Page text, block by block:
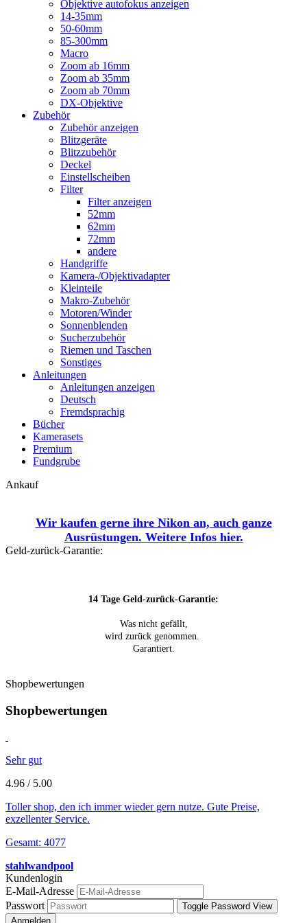
Objektive autofokus anzeigen
14-35mm
50-60mm
85-300mm
Macro
Zoom ab 16mm
Zoom ab 35mm
Zoom ab 70mm
DX-Objektive
Zubehör
Zubehör anzeigen
Blitzgeräte
Blitzzubehör
Deckel
Einstellscheiben
Filter
Filter anzeigen
52mm
62mm
72mm
andere
Handgriffe
Kamera-/Objektivadapter
Kleinteile
Makro-Zubehör
Motoren/Winder
Sonnenblenden
Sucherzubehör
Riemen und Taschen
Sonstiges
Anleitungen
Anleitungen anzeigen
Deutsch
Fremdsprachig
Bücher
Kamerasets
Premium
Fundgrube
Ankauf
Wir kaufen gerne ihre Nikon an, auch ganze
Ausrüstungen. Weitere Infos hier.
Geld-zurück-Garantie:
14 Tage Geld-zurück-Garantie:
Was nicht gefällt,
wird zurück genommen.
Garantiert.
Shopbewertungen
Shopbewertungen
Sehr gut
4.96 / 5.00
Toller shop, den ich immer wieder gern nutze. Gute Preise,
exzellenter Service.
Gesamt: 4077
stahlwandpool
Kundenlogin
E-Mail-Adresse
Passwort
Toggle Password View
Anmelden